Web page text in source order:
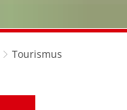
Tourismus